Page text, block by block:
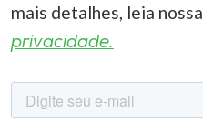
mais detalhes, leia nossa
privacidade.